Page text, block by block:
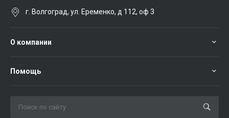
г. Волгоград, ул. Еременко, д 112, оф 3
О компании
Помощь